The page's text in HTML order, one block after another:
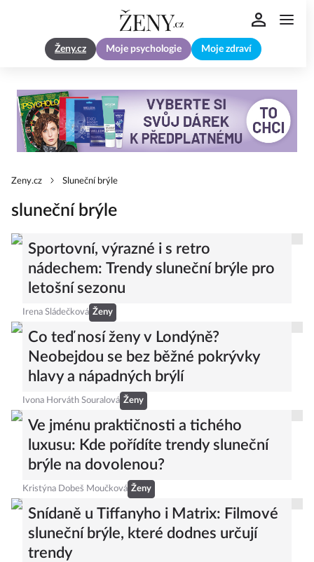
Ženy.cz Moje psychologie Moje zdraví
Zeny.cz Sluneční brýle
sluneční brýle
Sportovní, výrazné i s retro
nádechem: Trendy sluneční brýle pro
letošní sezonu
Irena Sládečková Ženy
Co teď nosí ženy v Londýně?
Neobejdou se bez běžné pokrývky
hlavy a nápadných brýlí
Ivona Horváth Souralová Ženy
Ve jménu praktičnosti a tichého
luxusu: Kde pořídíte trendy sluneční
brýle na dovolenou?
Kristýna Dobeš Moučková Ženy
Snídaně u Tiffanyho i Matrix: Filmové
sluneční brýle, které dodnes určují
trendy